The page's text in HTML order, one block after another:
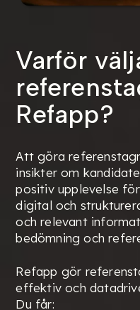
Varför
Refapp?
Att göra
insikter om
positiv upplevelse
digital och
och relevant
bedömning och
Refapp gör
effektiv och
Du får: